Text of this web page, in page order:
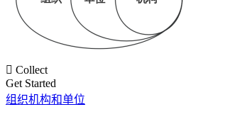
 Collect
Get Started
组织机构和单位